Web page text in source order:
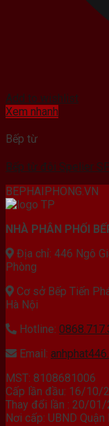
Add to wishlist
Xem nhanh
Bếp từ
Bếp từ đôi Spelier
BEPHAIPHONG.VN
NHÀ PHÂN PHỐI
Địa chỉ: 446 Ngô
Phòng
Cơ sở Bếp Tiến
Hà Nội
Hotline:
Email:
MST: 8108681006
Cấp lần đầu: 16/10/
Thay đổi lần : 20/01/
Nơi cấp: UBND